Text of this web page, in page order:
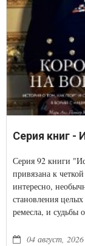
Серия книг -
Серия 92 книги
привязана к
интересно,
становления
ремесла, и судьбы
04 август, 2026